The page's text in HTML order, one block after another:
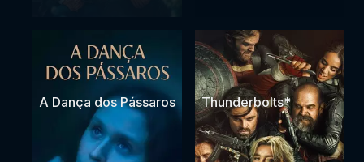
A Dança dos Pássaros Thunderbolts*